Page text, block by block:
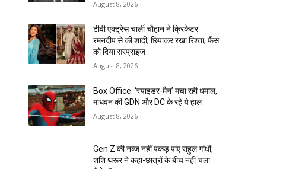
August 8, 2026
टीवी एक्ट्रेस चार्ली चौहान ने क्रिकेटर
रमनदीप से की शादी, छिपाकर रखा रिश्ता, फैंस
को दिया सरप्राइज
August 8, 2026
Box Office: ‘स्पाइडर-मैन’ मचा रही धमाल,
माधवन की GDN और DC के रहे ये हाल
August 8, 2026
Gen Z की नब्ज नहीं पकड़ पाए राहुल गांधी,
शशि थरूर ने कहा-छात्रों के बीच नहीं चला